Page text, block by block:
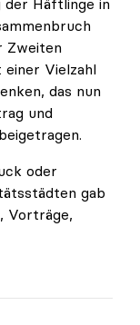
Zweiten
einer Vielzahl
das nun
und
oder
gab
Vorträge,